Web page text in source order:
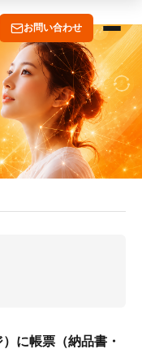
お問い合わせ
に帳票（納品書・